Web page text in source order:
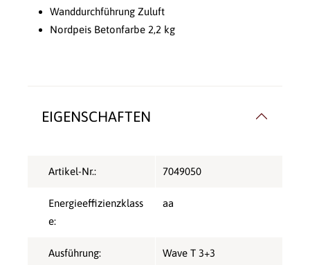
Wanddurchführung Zuluft
Nordpeis Betonfarbe 2,2 kg
EIGENSCHAFTEN
Artikel-Nr.: 7049050
Energieeffizienzklass
e:
aa
Ausführung: Wave T 3+3